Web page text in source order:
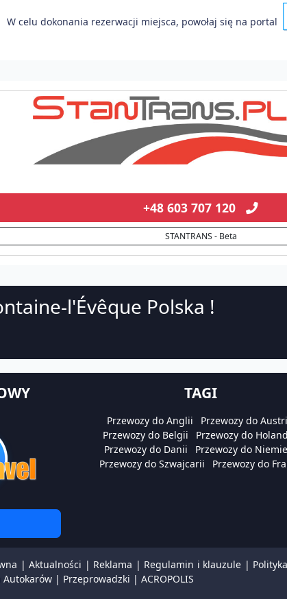
W celu dokonania rezerwacji miejsca, powołaj się na portal
+48 603 707 120
STANTRANS - Beta
l'Évêque Polska !
TAGI
Przewozy do Anglii
Przewozy do
Przewozy do Belgii
Przewozy do
Przewozy do Danii
Przewozy do
Przewozy do Szwajcarii
Przewozy do
|Aktualności | Reklama | Regulamin i klauzule |
Autokarów | Przeprowadzki | ACROPOLIS